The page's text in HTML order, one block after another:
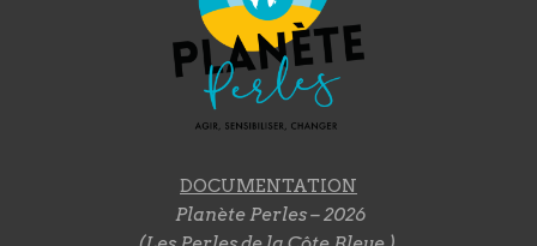
DOCUMENTATION
Planète Perles – 2026